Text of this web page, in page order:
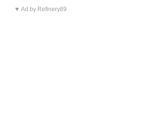
▼ Ad by Refinery89